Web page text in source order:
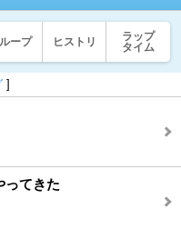
ープ ヒストリ
ラップ
タイム
]
ってきた